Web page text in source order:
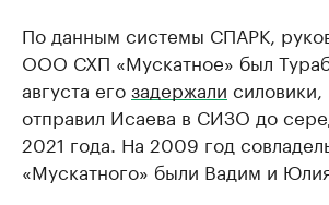
По данным системы СПАРК,
ООО СХП «Мускатное» был
августа егозадержали
отправил Исаева в СИЗО до
2021 года. На 2009 год
«Мускатного» были Вадим и